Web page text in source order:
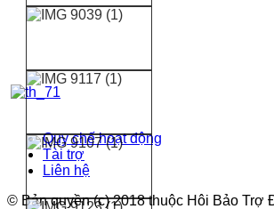
Quy chế hoạt động
Tài trợ
Liên hệ
© Bản quyền (c) 2018 thuộc Hôi Bảo Trợ